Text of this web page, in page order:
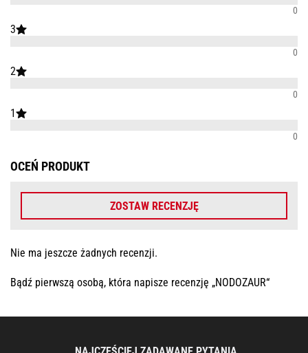
0
3
0
2
0
1
0
OCEŃ PRODUKT
ZOSTAW RECENZJĘ
Nie ma jeszcze żadnych recenzji.
Bądź pierwszą osobą, która napisze recenzję „NODOZAUR“